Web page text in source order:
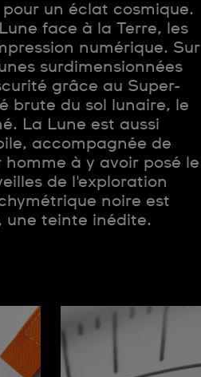
un éclat cosmique.
face à la Terre, les
numérique. Sur
surdimensionnées
grâce au Super-
brute du sol lunaire, le
La Lune est aussi
accompagnée de
homme à y avoir posé le
de l'exploration
noire est
une teinte inédite.